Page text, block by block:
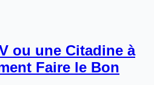
ou une Citadine à
Faire le Bon